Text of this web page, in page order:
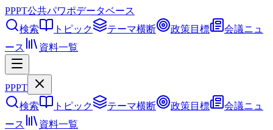
PPPT公共パワポデータベース
検索
トピック テーマ横断 政策目標
会議ニュ
ース
資料一覧
PPPT
検索
トピック テーマ横断 政策目標
会議ニュ
ース
資料一覧